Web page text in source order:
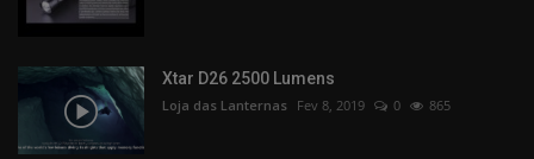
Xtar D26 2500 Lumens
Loja das Lanternas Fev 8, 2019 0 865